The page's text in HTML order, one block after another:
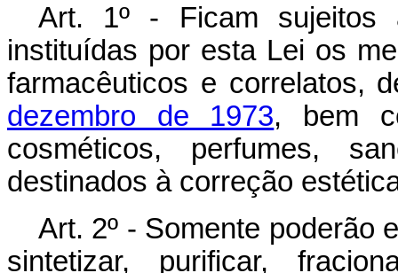
Art. 1º - Ficam sujeitos
instituídas por esta Lei os
farmacêuticos e correlatos,
dezembro de 1973, bem
cosméticos, perfumes,
destinados à correção
Art. 2º - Somente poderão
sintetizar, purificar,